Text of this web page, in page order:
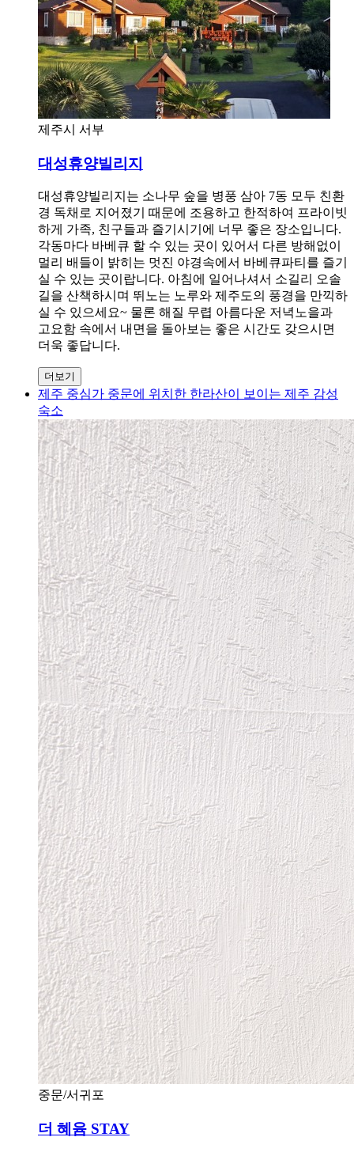
제주시 서부
대성휴양빌리지
대성휴양빌리지는 소나무 숲을 병풍 삼아 7동 모두 친환
경 독채로 지어졌기 때문에 조용하고 한적하여 프라이빗
하게 가족, 친구들과 즐기시기에 너무 좋은 장소입니다.
각동마다 바베큐 할 수 있는 곳이 있어서 다른 방해없이
멀리 배들이 밝히는 멋진 야경속에서 바베큐파티를 즐기
실 수 있는 곳이랍니다. 아침에 일어나셔서 소길리 오솔
길을 산책하시며 뛰노는 노루와 제주도의 풍경을 만끽하
실 수 있으세요~ 물론 해질 무렵 아름다운 저녁노을과
고요함 속에서 내면을 돌아보는 좋은 시간도 갖으시면
더욱 좋답니다.
더보기
제주 중심가 중문에 위치한 한라산이 보이는 제주 감성
숙소
중문/서귀포
더 혜윰 STAY